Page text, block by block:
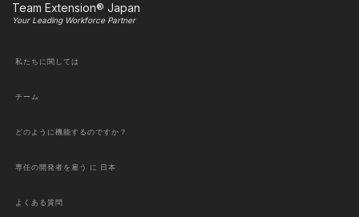
Team Extension® Japan
Your Leading Workforce Partner
私たちに関しては
チーム
どのように機能するのですか？
専任の開発者を雇う に 日本
よくある質問